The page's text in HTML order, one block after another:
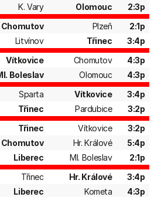
K. Vary Olomouc
2:3p
Chomutov Plzeň
2:1p
Litvínov Třinec
3:4p
Vítkovice Chomutov
4:3p
Boleslav Olomouc
4:3p
Sparta Vítkovice
3:4p
Třinec Pardubice
3:2p
Třinec Vítkovice
3:2p
Chomutov Hr. Králové
5:4p
Liberec Ml. Boleslav
2:1p
Třinec Hr. Králové
3:4p
Liberec Kometa
4:3p